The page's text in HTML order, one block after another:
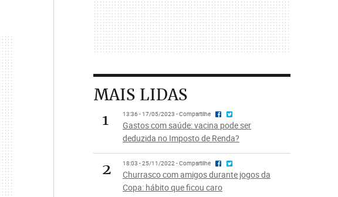
MAIS LIDAS
1
13:36 - 17/05/2023 - Compartilhe
Gastos com saúde: vacina pode ser
deduzida no Imposto de Renda?
2 18:03 - 25/11/2022 - Compartilhe
Churrasco com amigos durante jogos da
Copa: hábito que ficou caro